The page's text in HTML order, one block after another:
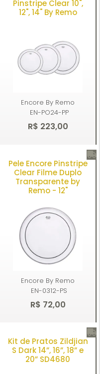
Pinstripe Clear 10",
12", 14" By Remo
Encore By Remo
EN-PO24-PP
R$ 223,00
Comprar
Pele Encore Pinstripe
Clear Filme Duplo
Transparente by
Remo - 12"
Encore By Remo
EN-0312-PS
R$ 72,00
Comprar
Kit de Pratos Zildjian
S Dark 14”, 16”, 18” e
20” SD4680